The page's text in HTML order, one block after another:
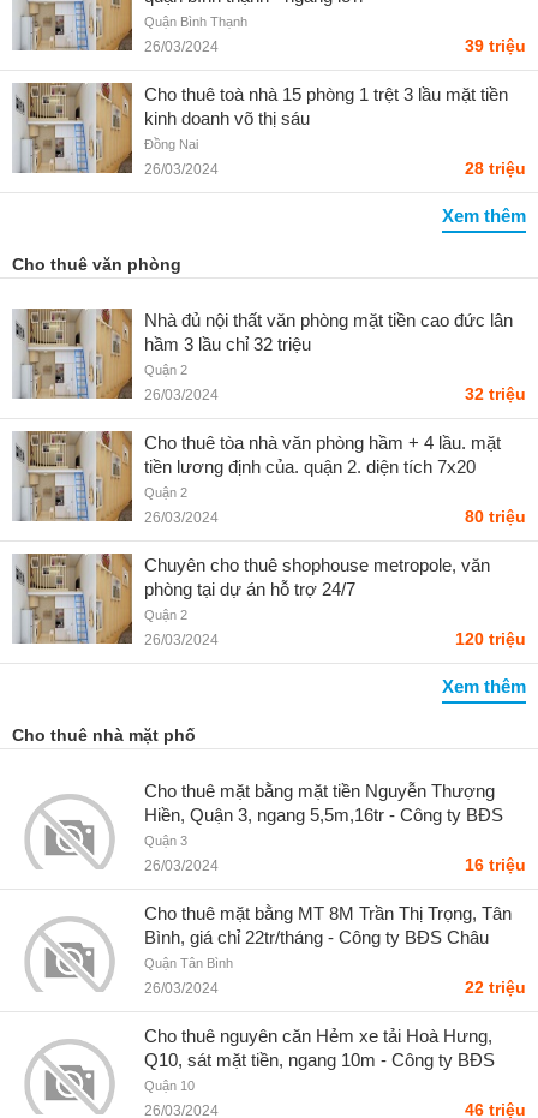
Quận Bình Thạnh
26/03/2024 39 triệu
Cho thuê toà nhà 15 phòng 1 trệt 3 lầu mặt tiền
kinh doanh võ thị sáu
Đồng Nai
26/03/2024 28 triệu
Xem thêm
Cho thuê văn phòng
Nhà đủ nội thất văn phòng mặt tiền cao đức lân
hầm 3 lầu chỉ 32 triệu
Quận 2
26/03/2024 32 triệu
Cho thuê tòa nhà văn phòng hầm + 4 lầu. mặt
tiền lương định của. quận 2. diện tích 7x20
Quận 2
26/03/2024 80 triệu
Chuyên cho thuê shophouse metropole, văn
phòng tại dự án hỗ trợ 24/7
Quận 2
26/03/2024 120 triệu
Xem thêm
Cho thuê nhà mặt phố
Cho thuê mặt bằng mặt tiền Nguyễn Thượng
Hiền, Quận 3, ngang 5,5m,16tr - Công ty BĐS
Châu Long
Quận 3
26/03/2024 16 triệu
Cho thuê mặt bằng MT 8M Trần Thị Trọng, Tân
Bình, giá chỉ 22tr/tháng - Công ty BĐS Châu
Long
Quận Tân Bình
26/03/2024 22 triệu
Cho thuê nguyên căn Hẻm xe tải Hoà Hưng,
Q10, sát mặt tiền, ngang 10m - Công ty BĐS
Châu Long
Quận 10
26/03/2024 46 triệu